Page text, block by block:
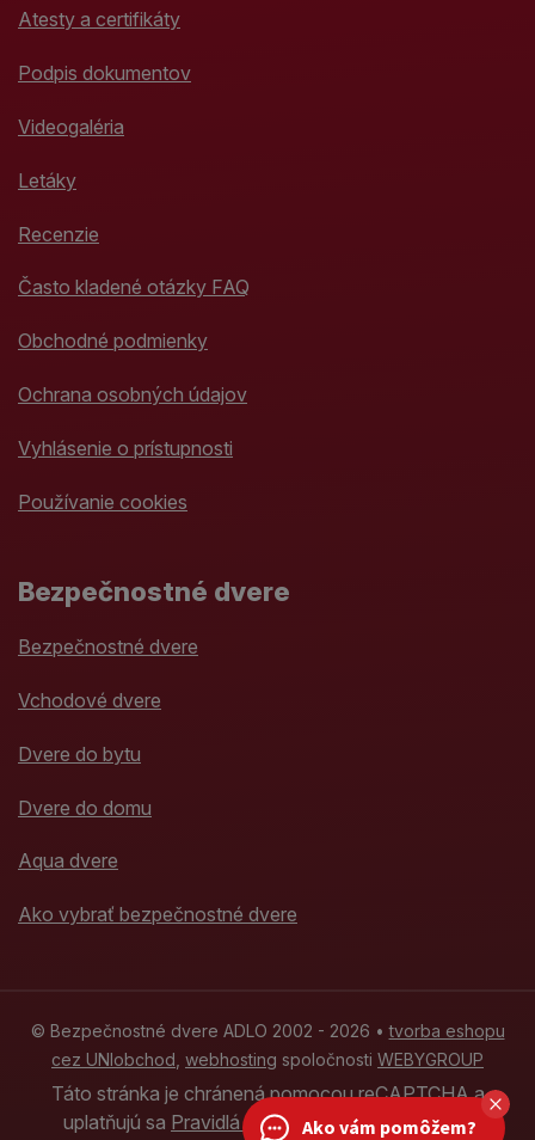
Atesty a certifikáty
Podpis dokumentov
Videogaléria
Letáky
Recenzie
Často kladené otázky FAQ
Obchodné podmienky
Ochrana osobných údajov
Vyhlásenie o prístupnosti
Používanie cookies
Bezpečnostné dvere
Bezpečnostné dvere
Vchodové dvere
Dvere do bytu
Dvere do domu
Aqua dvere
Ako vybrať bezpečnostné dvere
© Bezpečnostné dvere ADLO 2002 - 2026 •tvorba eshopu
cez UNIobchod webhosting spoločnosti WEBYGROUP
Táto stránka je chránená pomocou reCAPTCHA a
uplatňujú sa Pravidlá ochrany osobných údajov
Ako vám pomôžem?